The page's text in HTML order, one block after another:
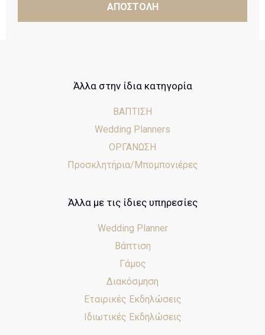
ΑΠΟΣΤΟΛΗ
Άλλα στην ίδια κατηγορία
ΒΑΠΤΙΣΗ
Wedding Planners
ΟΡΓΑΝΩΣΗ
Προσκλητήρια/Μπομπονιέρες
Άλλα με τις ίδιες υπηρεσίες
Wedding Planner
Βάπτιση
Γάμος
Διακόσμηση
Εταιρικές Εκδηλώσεις
Ιδιωτικές Εκδηλώσεις